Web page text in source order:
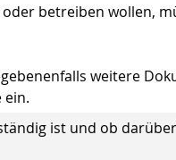
betreiben wollen,
weitere
ein.
ist und ob